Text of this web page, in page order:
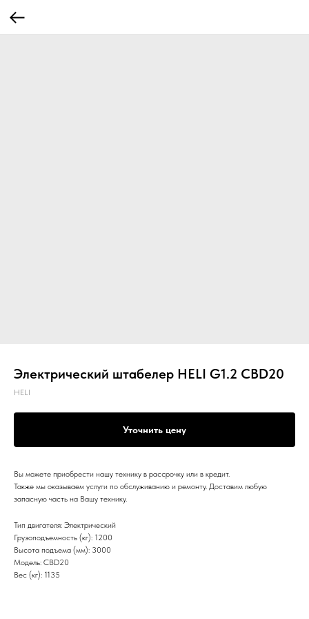
Электрический штабелер HELI G1.2 CBD20
HELI
Уточнить цену
Вы можете приобрести нашу технику в рассрочку или в кредит.
Также мы оказываем услуги по обслуживанию и ремонту. Доставим любую
запасную часть на Вашу технику.
Тип двигателя: Электрический
Грузоподъемность (кг): 1200
Высота подъема (мм): 3000
Модель: CBD20
Вес (кг): 1135